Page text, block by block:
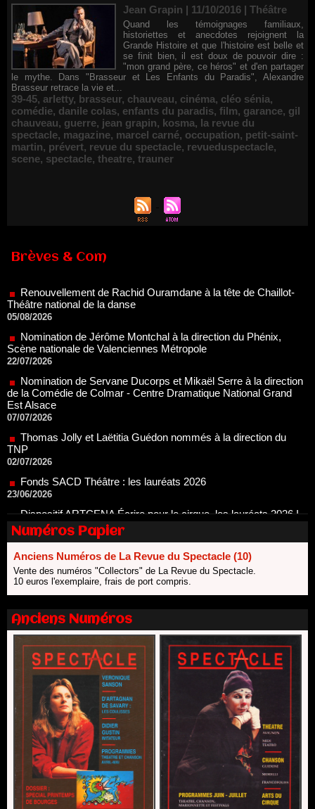
Jean Grapin | 11/10/2016 | Théâtre
Quand les témoignages familiaux,
historiettes et anecdotes rejoignent la
Grande Histoire et que l'histoire est belle et
se finit bien, il est doux de pouvoir dire :
"mon grand père, ce héros" et d'en partager
le mythe. Dans "Brasseur et Les Enfants du Paradis", Alexandre
Brasseur retrace la vie et...
39-45, arletty, brasseur, chauveau, cinéma, cléo sénia,
comédie, danile colas, enfants du paradis, film, garance, gil
chauveau, guerre, jean grapin, kosma, la revue du
spectacle, magazine, marcel carné, occupation, petit-saint-
martin, prévert, revue du spectacle, revueduspectacle,
scene, spectacle, theatre, trauner
Brèves & Com
Renouvellement de Rachid Ouramdane à la tête de Chaillot-
Théâtre national de la danse
Nomination de Jérôme Montchal à la direction du Phénix,
Scène nationale de Valenciennes Métropole
22/07/2026
Nomination de Servane Ducorps et Mikaël Serre à la direction
de la Comédie de Colmar - Centre Dramatique National Grand
Est Alsace
07/07/2026
Thomas Jolly et Laëtitia Guédon nommés à la direction du
TNP
02/07/2026
Fonds SACD Théâtre : les lauréats 2026
23/06/2026
Dispositif ARTCENA Écrire pour le cirque, les lauréats 2026 !
20/06/2026
Le palmarès des prix SACD 2026
18/06/2026
Les 10 lauréats du Fonds Grandes Formes Théâtre 2026
SACD
13/06/2026
Nomination de Nathalie Garraud et Olivier Saccomano à la
direction du Théâtre de Gennevilliers - CDN
13/06/2026
Dispositif SACD Auteurs d'espaces : les lauréats 2026
Numéros Papier
Anciens Numéros de La Revue du Spectacle (10)
Vente des numéros "Collectors" de La Revue du Spectacle.
10 euros l'exemplaire, frais de port compris.
Anciens Numéros